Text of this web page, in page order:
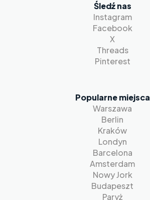
Śledź nas
Instagram
Facebook
X
Threads
Pinterest
Popularne miejsca
Warszawa
Berlin
Kraków
Londyn
Barcelona
Amsterdam
Nowy Jork
Budapeszt
Paryż